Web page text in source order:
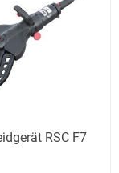
RSC F7